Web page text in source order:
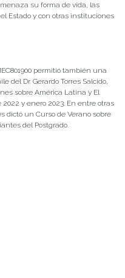
su forma de vida, las
Estado y con otras instituciones
permitió también una
del Dr. Gerardo Torres Salcido,
sobre América Latina y El
y enero 2023. En entre otras
dictó un Curso de Verano sobre
del Postgrado.